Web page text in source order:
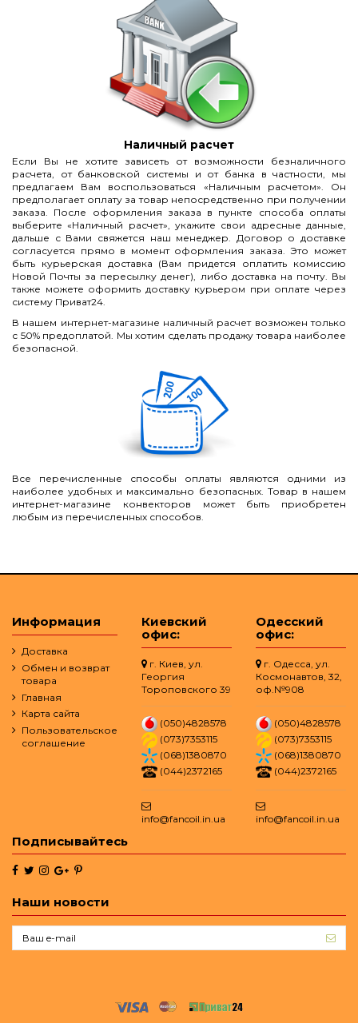
Наличный расчет
Если Вы не хотите зависеть от возможности безналичного
расчета, от банковской системы и от банка в частности, мы
предлагаем Вам воспользоваться «Наличным расчетом». Он
предполагает оплату за товар непосредственно при получении
заказа. После оформления заказа в пункте способа оплаты
выберите «Наличный расчет», укажите свои адресные данные,
дальше с Вами свяжется наш менеджер. Договор о доставке
согласуется прямо в момент оформления заказа. Это может
быть курьерская доставка (Вам придется оплатить комиссию
Новой Почты за пересылку денег), либо доставка на почту. Вы
также можете оформить доставку курьером при оплате через
систему Приват24.
В нашем интернет-магазине наличный расчет возможен только
с 50% предоплатой. Мы хотим сделать продажу товара наиболее
безопасной.
Все перечисленные способы оплаты являются одними из
наиболее удобных и максимально безопасных. Товар в нашем
интернет-магазине конвекторов может быть приобретен
любым из перечисленных способов.
Информация
Доставка
Обмен и возврат
товара
Главная
Карта сайта
Пользовательское
соглашение
Киевский
офис:
г. Киев, ул.
Георгия
Тороповского 39
(050)4828578
(073)7353115
(068)1380870
(044)2372165
info@fancoil.in.ua
Одесский
офис:
г. Одесса, ул.
Космонавтов, 32,
оф.№908
(050)4828578
(073)7353115
(068)1380870
(044)2372165
info@fancoil.in.ua
Подписывайтесь
Наши новости